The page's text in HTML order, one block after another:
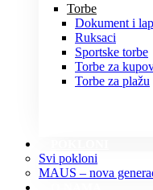
Torbe
Dokument i
Ruksaci
Sportske torbe
Torbe za
Torbe za plažu
Svi pokloni
MAUS – nova